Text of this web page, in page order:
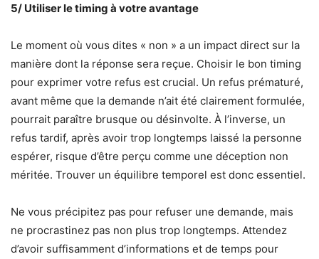
5/ Utiliser le timing à votre avantage
Le moment où vous dites « non » a un impact direct sur la
manière dont la réponse sera reçue. Choisir le bon timing
pour exprimer votre refus est crucial. Un refus prématuré,
avant même que la demande n’ait été clairement formulée,
pourrait paraître brusque ou désinvolte. À l’inverse, un
refus tardif, après avoir trop longtemps laissé la personne
espérer, risque d’être perçu comme une déception non
méritée. Trouver un équilibre temporel est donc essentiel.
Ne vous précipitez pas pour refuser une demande, mais
ne procrastinez pas non plus trop longtemps. Attendez
d’avoir suffisamment d’informations et de temps pour